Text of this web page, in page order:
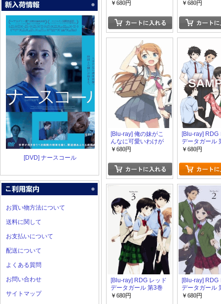
[DVD] ナースコール
お買い物方法について
送料に関して
お支払いについて
配送について
よくある質問
お問い合わせ
サイトマップ
ない。2-5
￥680円
ない。2-4
￥680円
[Blu-ray] 俺の妹がこ
んなに可愛いわけが
ない。2-1
￥680円
[Blu-ray] RDG
データガール
￥680円
[Blu-ray] RDG レッド
データガール 第3巻
￥680円
[Blu-ray] RDG
データガール
￥680円